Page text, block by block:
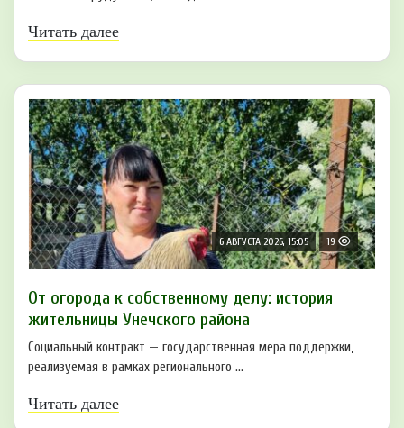
Читать далее
6 АВГУСТА 2026, 15:05 19
От огорода к собственному делу: история
жительницы Унечского района
Социальный контракт — государственная мера поддержки,
реализуемая в рамках регионального ...
Читать далее